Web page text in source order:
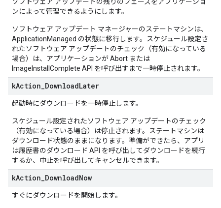
ンによって管理できるようにします。
ソフトウェア アップデート マネージャーのステートマシンは、
ApplicationManaged の状態に移行します。スケジュール設定さ
れたソフトウェア アップデートのチェック（有効になっている
場合）は、アプリケーションが Abort または
ImageInstallComplete API を呼び出すまで一時停止されます。
kAction DownloadLater
起動時にダウンロードを一時停止します。
スケジュール設定されたソフトウェア アップデートのチェック
（有効になっている場合）は停止されます。ステートマシンは
ダウンロード状態のままになります。準備ができたら、アプリ
は履歴書のダウンロード API を呼び出してダウンロードを続行
するか、中止を呼び出してキャンセルできます。
kAction DownloadNow
すぐにダウンロードを開始します。